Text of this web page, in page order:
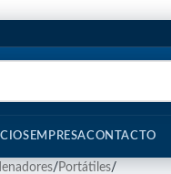
EMPRESACONTACTO
/ Portátiles/